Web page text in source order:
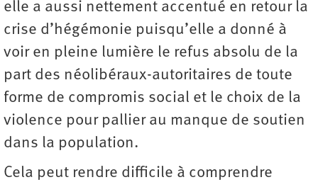
elle a aussi nettement accentué en retour la
crise d’hégémonie puisqu’elle a donné à
voir en pleine lumière le refus absolu de la
part des néolibéraux-autoritaires de toute
forme de compromis social et le choix de la
violence pour pallier au manque de soutien
dans la population.
Cela peut rendre difficile à comprendre